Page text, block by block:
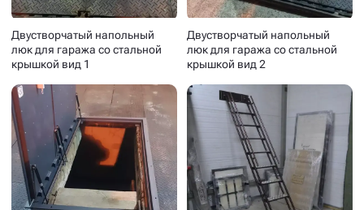
Двустворчатый напольный
люк для гаража со стальной
крышкой вид 1
Двустворчатый напольный
люк для гаража со стальной
крышкой вид 2